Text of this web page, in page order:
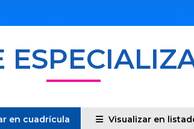
en cuadrícula Visualizar en